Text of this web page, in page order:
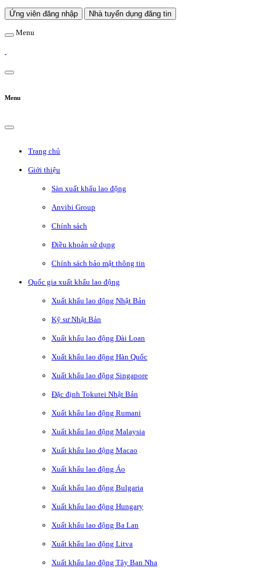
Ứng viên đăng nhập Nhà tuyển dụng đăng tin
Menu
Menu
Trang chủ
Giới thiệu
Sàn xuất khẩu lao động
Anvibi Group
Chính sách
Điều khoản sử dụng
Chính sách bảo mật thông tin
Quốc gia xuất khẩu lao động
Xuất khẩu lao động Nhật Bản
Kỹ sư Nhật Bản
Xuất khẩu lao động Đài Loan
Xuất khẩu lao động Hàn Quốc
Xuất khẩu lao động Singapore
Đặc định Tokutei Nhật Bản
Xuất khẩu lao động Rumani
Xuất khẩu lao động Malaysia
Xuất khẩu lao động Macao
Xuất khẩu lao động Áo
Xuất khẩu lao động Bulgaria
Xuất khẩu lao động Hungary
Xuất khẩu lao động Ba Lan
Xuất khẩu lao động Litva
Xuất khẩu lao động Tây Ban Nha